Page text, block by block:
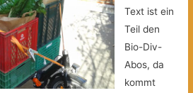
Text ist ein
Teil den
Bio-Div-
Abos, da
kommt